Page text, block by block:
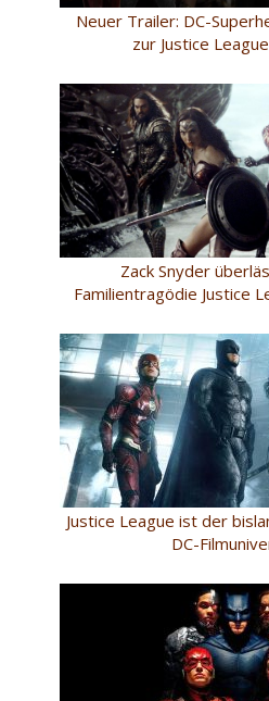
Neuer Trailer: DC-
zur Justice
Zack Snyder
Familientragödie Justice
Justice League ist der
DC-